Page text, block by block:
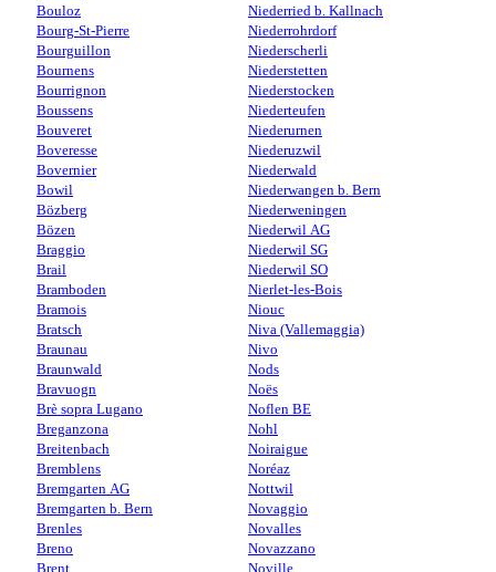
Bouloz
Bourg-St-Pierre
Bourguillon
Bournens
Bourrignon
Boussens
Bouveret
Boveresse
Bovernier
Bowil
Bözberg
Bözen
Braggio
Brail
Bramboden
Bramois
Bratsch
Braunau
Braunwald
Bravuogn
Brè sopra Lugano
Breganzona
Breitenbach
Bremblens
Bremgarten AG
Bremgarten b. Bern
Brenles
Breno
Brent
Niederried b. Kallnach
Niederrohrdorf
Niederscherli
Niederstetten
Niederstocken
Niederteufen
Niederurnen
Niederuzwil
Niederwald
Niederwangen b. Bern
Niederweningen
Niederwil AG
Niederwil SG
Niederwil SO
Nierlet-les-Bois
Niouc
Niva (Vallemaggia)
Nivo
Nods
Noës
Noflen BE
Nohl
Noiraigue
Noréaz
Nottwil
Novaggio
Novalles
Novazzano
Noville